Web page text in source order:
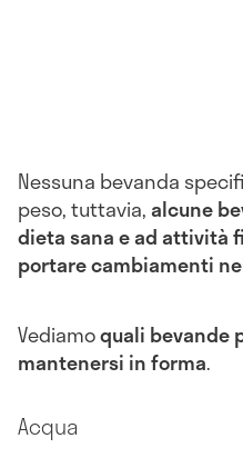
Nessuna bevanda
peso, tuttavia,alcune
dieta sana e ad attività
portare cambiamenti
Vediamoquali bevande
mantenersi in forma.
Acqua